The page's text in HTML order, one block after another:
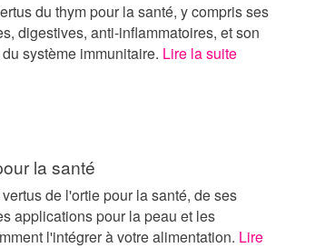
du thym pour la santé, y compris ses
digestives, anti-inflammatoires, et son
système immunitaire. Lire la suite
la santé
de l'ortie pour la santé, de ses
applications pour la peau et les
l'intégrer à votre alimentation. Lire